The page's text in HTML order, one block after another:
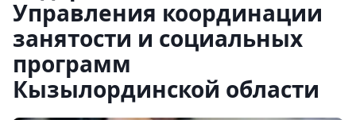
Управления координации
занятости и социальных
программ
Кызылординской области